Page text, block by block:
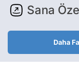
Sana
Daha